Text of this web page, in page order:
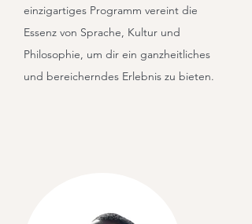
einzigartiges Programm vereint die
Essenz von Sprache, Kultur und
Philosophie, um dir ein ganzheitliches
und bereicherndes Erlebnis zu bieten.